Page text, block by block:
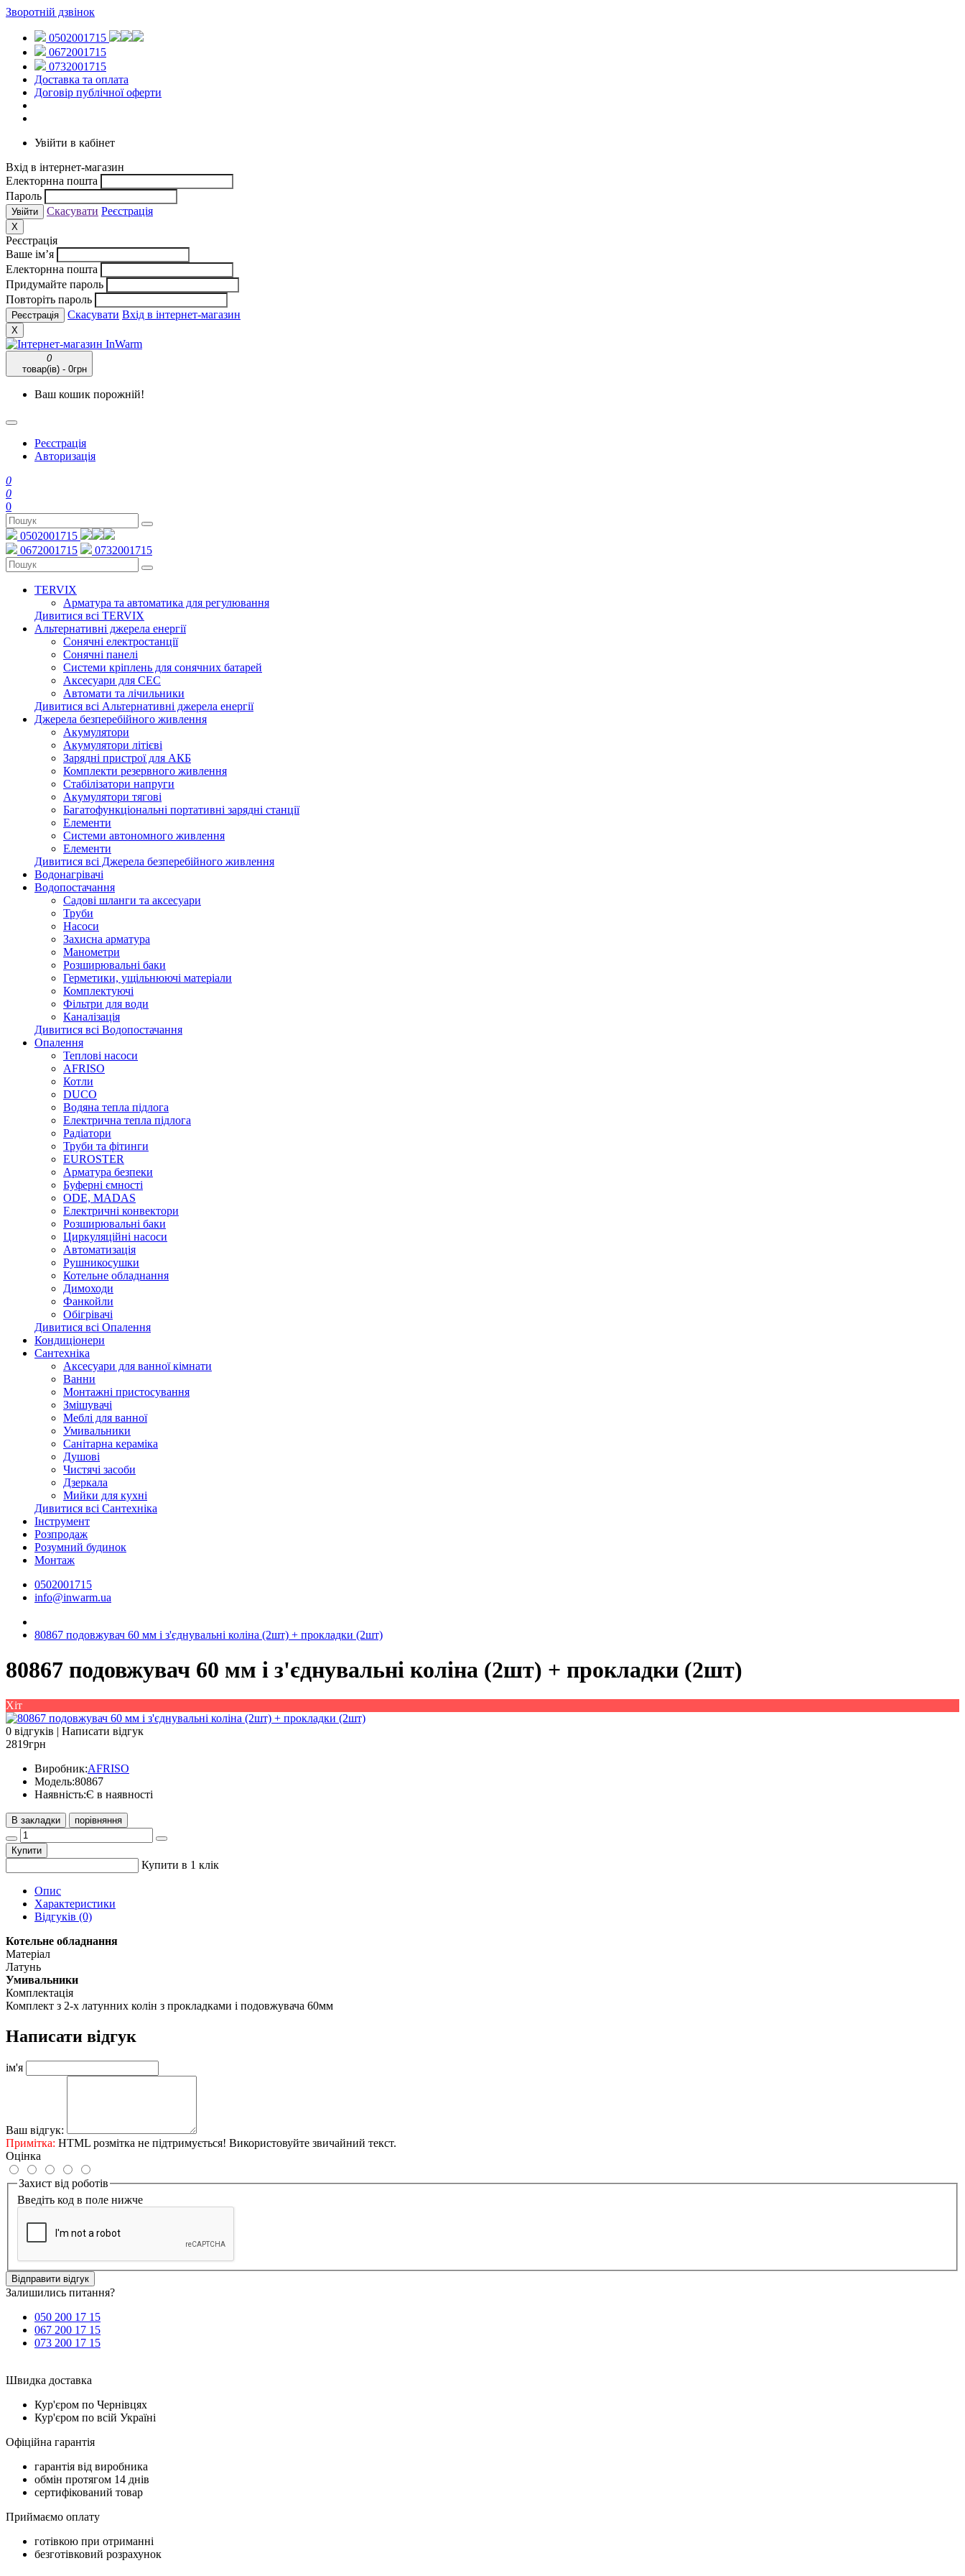
Зворотній дзвінок
0502001715
0672001715
0732001715
Доставка та оплата
Договір публічної оферти
Увійти в кабінет
Вхід в інтернет-магазин
Електорнна пошта
Пароль
Скасувати Реєстрація
X
Реєстрація
Ваше ім’я
Електорнна пошта
Придумайте пароль
Повторіть пароль
Скасувати Вхід в інтернет-магазин
X
0
товар(ів) - 0грн
Ваш кошик порожній!
Реєстрація
Авторизація
0
0
0
0502001715
0672001715
0732001715
TERVIX
Арматура та автоматика для регулювання
Дивитися всі TERVIX
Альтернативні джерела енергії
Сонячні електростанції
Сонячні панелі
Системи кріплень для сонячних батарей
Аксесуари для СЕС
Автомати та лічильники
Дивитися всі Альтернативні джерела енергії
Джерела безперебійного живлення
Акумулятори
Акумулятори літієві
Зарядні пристрої для АКБ
Комплекти резервного живлення
Стабілізатори напруги
Акумулятори тягові
Багатофункціональні портативні зарядні станції
Елементи
Системи автономного живлення
Елементи
Дивитися всі Джерела безперебійного живлення
Водонагрівачі
Водопостачання
Садові шланги та аксесуари
Труби
Насоси
Захисна арматура
Манометри
Розширювальні баки
Герметики, ущільнюючі матеріали
Комплектуючі
Фільтри для води
Каналізація
Дивитися всі Водопостачання
Опалення
Теплові насоси
AFRISO
Котли
DUCO
Водяна тепла підлога
Електрична тепла підлога
Радіатори
Труби та фітинги
EUROSTER
Арматура безпеки
Буферні ємності
ODE, MADAS
Електричні конвектори
Розширювальні баки
Циркуляційні насоси
Автоматизація
Рушникосушки
Котельне обладнання
Димоходи
Фанкойли
Обігрівачі
Дивитися всі Опалення
Кондиціонери
Сантехніка
Аксесуари для ванної кімнати
Ванни
Монтажні пристосування
Змішувачі
Меблі для ванної
Умивальники
Санітарна кераміка
Душові
Чистячі засоби
Дзеркала
Мийки для кухні
Дивитися всі Сантехніка
Інструмент
Розпродаж
Розумний будинок
Монтаж
0502001715
info@inwarm.ua
80867 подовжувач 60 мм і з'єднувальні коліна (2шт) + прокладки (2шт)
80867 подовжувач 60 мм і з'єднувальні коліна (2шт) + прокладки (2шт)
Хіт
0 відгуків | Написати відгук
2819грн
Виробник:AFRISO
Модель:80867
Наявність:Є в наявності
В закладки порівняння
Купити
Купити в 1 клік
Опис
Характеристики
Відгуків (0)
Котельне обладнання
Матеріал
Латунь
Умивальники
Комплектація
Комплект з 2-х латунних колін з прокладками і подовжувача 60мм
Написати відгук
ім'я
Ваш відгук:
Примітка: HTML розмітка не підтримується! Використовуйте звичайний текст.
Оцінка
Захист від роботів
Введіть код в поле нижче
Відправити відгук
Залишились питання?
050 200 17 15
067 200 17 15
073 200 17 15
Швидка доставка
Кур'єром по Чернівцях
Кур'єром по всій Україні
Офіційна гарантія
гарантія від виробника
обмін протягом 14 днів
сертифікований товар
Приймаємо оплату
готівкою при отриманні
безготівковий розрахунок